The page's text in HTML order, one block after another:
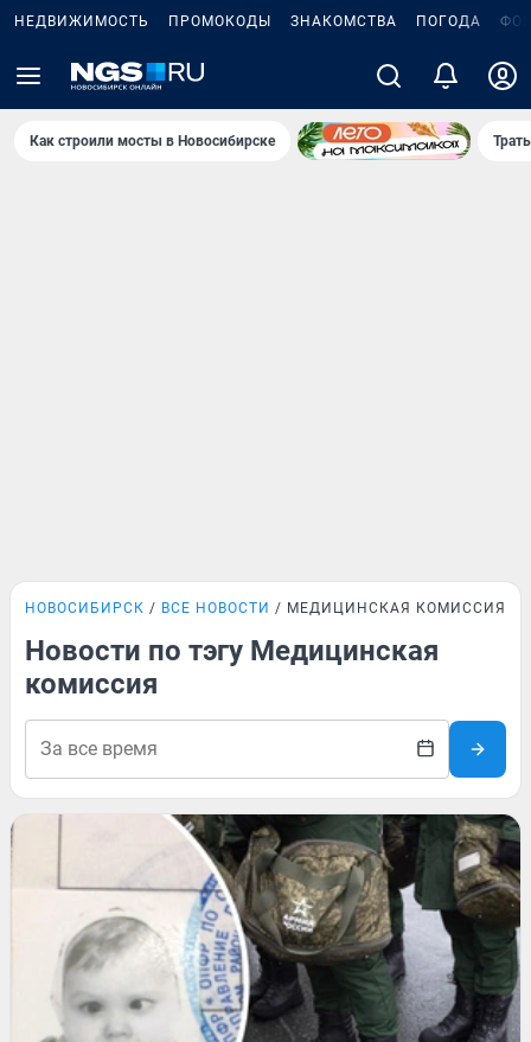
НЕДВИЖИМОСТЬ ПРОМОКОДЫ ЗНАКОМСТВА ПОГОДА
Как строили мосты в Новосибирске
НОВОСИБИРСК ВСЕ НОВОСТИ МЕДИЦИНСКАЯ КОМИССИЯ
Новости по тэгу Медицинская
комиссия